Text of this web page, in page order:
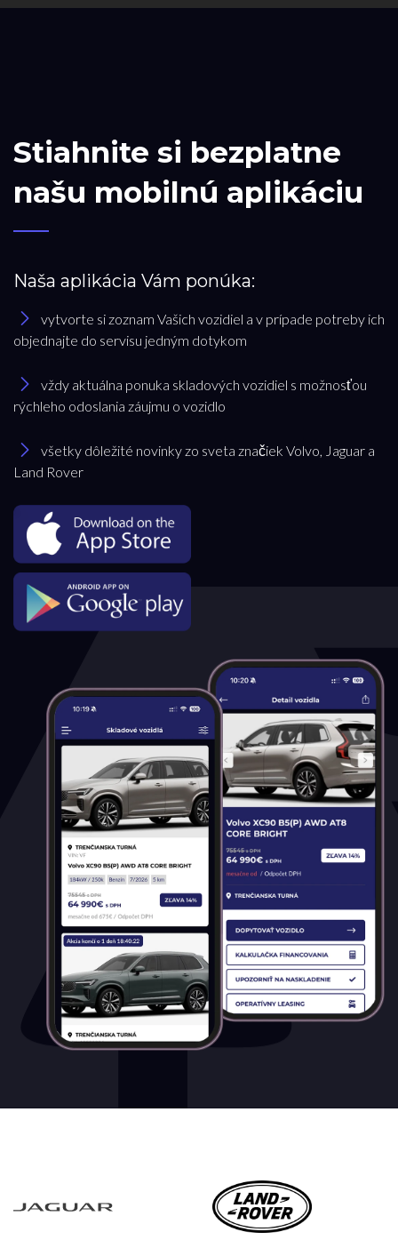
Stiahnite si bezplatne
našu mobilnú aplikáciu
Naša aplikácia Vám ponúka:
vytvorte si zoznam Vašich vozidiel a v prípade potreby ich
objednajte do servisu jedným dotykom
vždy aktuálna ponuka skladových vozidiel s možnosťou
rýchleho odoslania záujmu o vozidlo
všetky dôležité novinky zo sveta značiek Volvo, Jaguar a
Land Rover